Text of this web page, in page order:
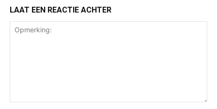
LAAT EEN REACTIE ACHTER